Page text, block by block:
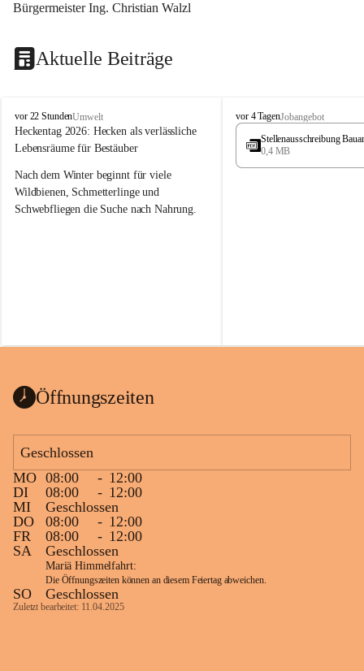
Bürgermeister Ing. Christian Walzl
Aktuelle Beiträge
S
t
ö
s
i
n
vor 22 StundenUmwelt
Heckentag 2026: Hecken als verlässliche
Lebensräume für Bestäuber
Nach dem Winter beginnt für viele
Wildbienen, Schmetterlinge und
Schwebfliegen die Suche nach Nahrung.
können ab 1. September wieder heimische
Vielfalt in Gärten bringen und zugleich
Wie wichtig Hecken sind zeigt das
österreichweite Forschungsprojekt
„Heckenleben“ des Vereins Regionale
Gehölzvermehrung. Die Untersuchungen
machen deutlich, dass Bestäuber auf ein
möglichst durchgehendes
Nahrungsangebot angewiesen sind.
Heimische Hecken können
Versorgungslücken schließen, weil
unterschiedliche Gehölzarten zu
S
t
s
vor 4 TagenJobangebot
Stellenausschreibung
0,4 MB
Öffnungszeiten
Geschlossen
MO 08:00 - 12:00
DI
08:00 - 12:00
MI
Geschlossen
DO
08:00 - 12:00
FR
08:00 - 12:00
SA
Geschlossen
Mariä Himmelfahrt:
Die Öffnungszeiten können an diesem Feiertag abweichen.
SO Geschlossen
Zuletzt bearbeitet: 11.04.2025